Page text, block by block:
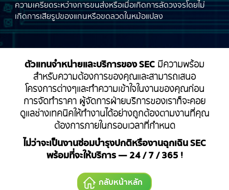
ความเครียดระหว่างการขนส่งหรือเมื่อเกิดการลัดวงจรโดยไม่
เกิดการเสียรูปของแกนหรือขดลวดในหม้อแปลง
ตัวแทนจำหน่ายและบริการของ SEC มีความพร้อม
สำหรับความต้องการของคุณและสามารถเสนอ
โครงการต่างๆและทำความเข้าใจในงานของคุณก่อน
การจัดทำราคา ผู้จัดการฝ่ายบริการของเราก็จะคอย
ดูแลช่างเทคนิคให้ทำงานได้อย่างถูกต้องตามงานที่คุณ
ต้องการภายในกรอบเวลาที่กำหนด
ไม่ว่าจะเป็นงานซ่อมบำรุงปกติหรืองานฉุกเฉิน SEC
พร้อมที่จะให้บริการ — 24 / 7 / 365 !
กลับหน้าหลัก